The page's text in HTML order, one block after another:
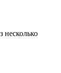
несколько